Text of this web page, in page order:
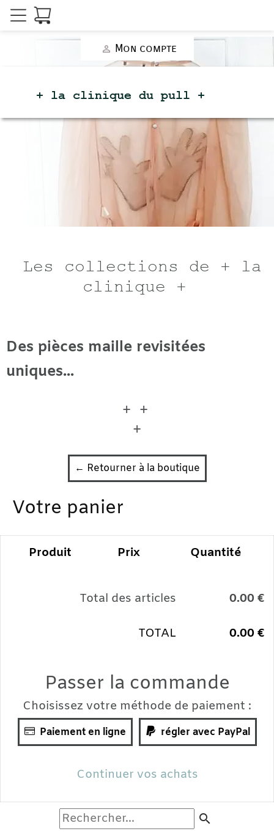
person_outline Mon compte
+ la clinique dupull +
Les collections de + la
clinique +
Des pièces maille revisitées
uniques...
+ +
+
← Retourner à la boutique
Votre panier
Produit Prix Quantité
Total des articles 0.00 €
TOTAL 0.00 €
Continuer vos achats
Passer la commande
Choisissez votre méthode de paiement :
 Paiement en ligne  régler avec PayPal
search